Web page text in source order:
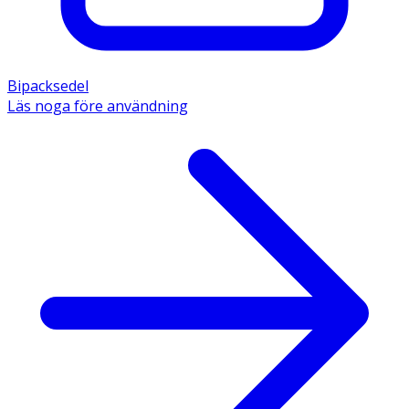
Bipacksedel
Läs noga före användning